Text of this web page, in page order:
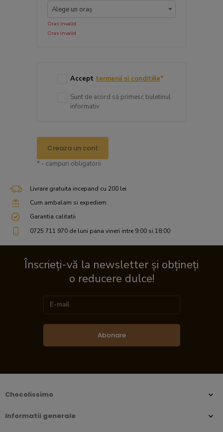
Alege un oraș
Oras invalid
Oras invalid
Accept termenii si conditiile*
Sunt de acord să primesc buletinul
informativ
Creaza un cont
* - campuri obligatorii
Livrare gratuita incepand cu 200 lei
Cum ambalam si expediem
Garantia calitatii
0725 711 970 de luni pana vineri intre 9:00 si 18:00
Înscrieți-vă la newsletter și obțineți
o reducere dulce!
Abonare
Chocolissimo
Informatii generale